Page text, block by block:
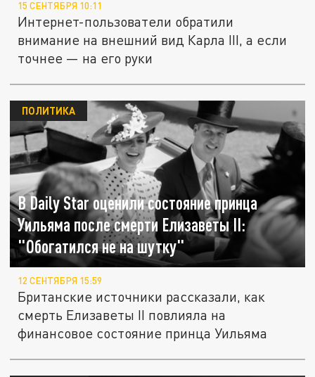
15 СЕНТЯБРЯ 10:11
Интернет-пользователи обратили
внимание на внешний вид Карла III, а если
точнее — на его руки
В Daily Star оценили состояние принца
Уильяма после смерти Елизаветы II:
"Обогатился не на шутку"
ПОЛИТИКА
12 СЕНТЯБРЯ 15:59
Британские источники рассказали, как
смерть Елизаветы II повлияла на
финансовое состояние принца Уильяма